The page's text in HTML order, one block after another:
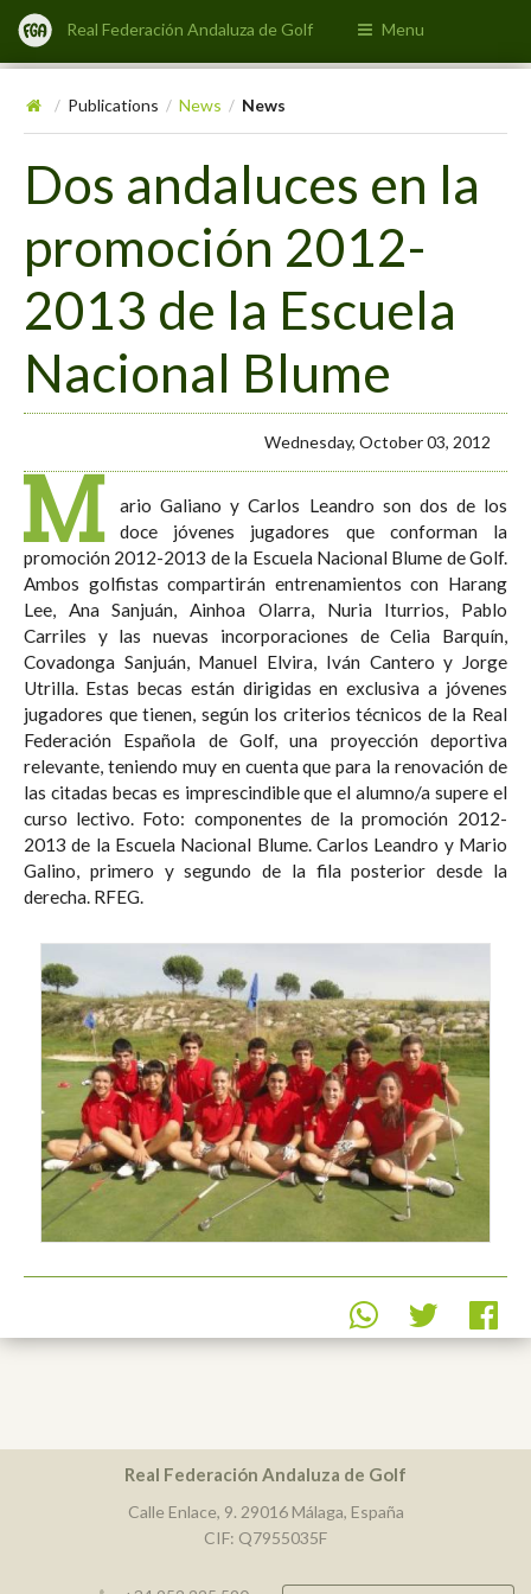
Real Federación Andaluza de Golf Menu
/ Publications / News / News
Dos andaluces en la
promoción 2012-
2013 de la Escuela
Nacional Blume
Wednesday, October 03, 2012
M
ario Galiano y Carlos Leandro son dos de los
doce jóvenes jugadores que conforman la
promoción 2012-2013 de la Escuela Nacional Blume de Golf.
Ambos golfistas compartirán entrenamientos con Harang
Lee, Ana Sanjuán, Ainhoa Olarra, Nuria Iturrios, Pablo
Carriles y las nuevas incorporaciones de Celia Barquín,
Covadonga Sanjuán, Manuel Elvira, Iván Cantero y Jorge
Utrilla. Estas becas están dirigidas en exclusiva a jóvenes
jugadores que tienen, según los criterios técnicos de la Real
Federación Española de Golf, una proyección deportiva
relevante, teniendo muy en cuenta que para la renovación de
las citadas becas es imprescindible que el alumno/a supere el
curso lectivo. Foto: componentes de la promoción 2012-
2013 de la Escuela Nacional Blume. Carlos Leandro y Mario
Galino, primero y segundo de la fila posterior desde la
derecha. RFEG.
Real Federación Andaluza de Golf
Calle Enlace, 9. 29016 Málaga, España
CIF: Q7955035F